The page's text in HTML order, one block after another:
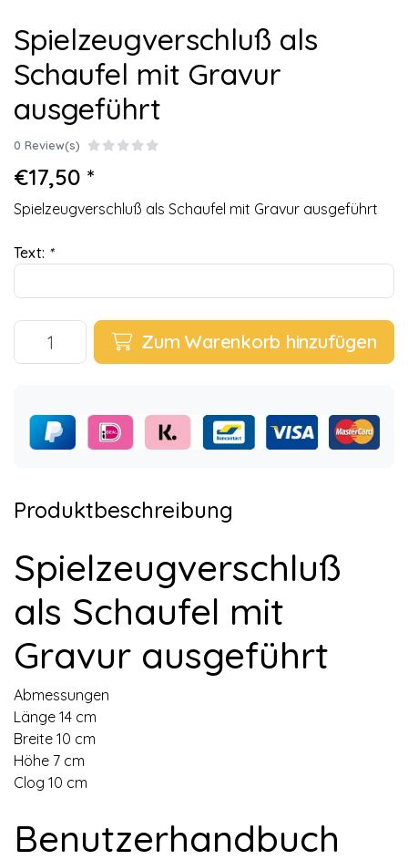
Spielzeugverschluß als
Schaufel mit Gravur
ausgeführt
0 Review(s)
€17,50 *
Spielzeugverschluß als Schaufel mit Gravur ausgeführt
Text: *
Zum Warenkorb hinzufügen
Produktbeschreibung
Spielzeugverschluß
als Schaufel mit
Gravur ausgeführt
Abmessungen
Länge 14 cm
Breite 10 cm
Höhe 7 cm
Clog 10 cm
Benutzerhandbuch